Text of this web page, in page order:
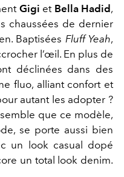
Gigi et Bella Hadid,
chaussées de dernier
Baptisées Fluff Yeah,
l’œil. En plus de
déclinées dans des
fluo, alliant confort et
autant les adopter ?
que ce modèle,
se porte aussi bien
un look casual dopé
un total look denim.